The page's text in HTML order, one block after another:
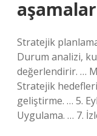
Stratejik
Durum analizi,
değerlendirir. …
Stratejik
geliştirme. … 5.
Uygulama. … 7.